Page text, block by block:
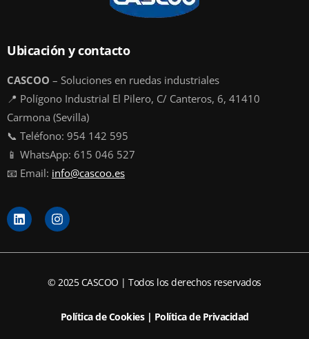
Ubicación y contacto
CASCOO – Soluciones en ruedas industriales
📍 Polígono Industrial El Pilero, C/ Canteros, 6, 41410
Carmona (Sevilla)
📞 Teléfono: 954 142 595
📱 WhatsApp: 615 046 527
📧 Email: info@cascoo.es
L
i
n
k
I
n
s
t
r
m
© 2025 CASCOO | Todos los derechos reservados
Política de Cookies| Política de Privacidad